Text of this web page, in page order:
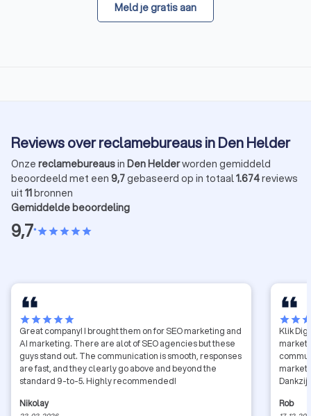
Meld je gratis aan
Reviews over reclamebureaus in Den Helder
Onze reclamebureausin Den Helderworden gemiddeld
beoordeeld met een 9,7gebaseerd op in totaal1.674reviews
uit 11bronnen
Gemiddelde beoordeling
9,7•starstarstarstarstar
starstarstarstarstar
Great company! I brought them on for SEO marketing and
AI marketing. There are alot of SEO agencies but these
guys stand out. The communication is smooth, responses
are fast, and they clearly go above and beyond the
standard 9-to-5. Highly recommended!
Nikolay
starstar
Klik
Dankzij
Rob